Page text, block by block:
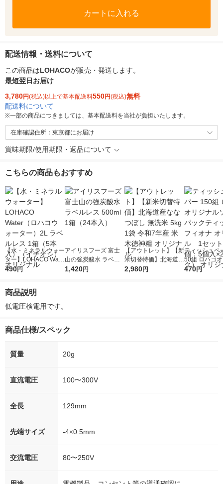
カートに入れる
配送情報・送料について
この商品はLOHACOが販売・発送します。
最短翌日お届け
3,780円(税込)以上で基本配送料550円(税込)無料
配送料について
※一部の商品につきましては、基本配送料を当社が負担いたします。
在庫確認住所：東京都にお届け
賞味期限/使用期限・返品について
こちらの商品もおすすめ
【水・ミネラルウォー
ター】LOHACO Wate
r（ロハコウォータ
シ） オリジナル
490円
アイリスフーズ 富士
山の強炭酸水 ラベル
レス 500ml 1箱（24
1,420円
【アウトレット】【新
米切替特価】北海道産
ななつぼし 無洗米 5k
2,980円
ティッシュペ
50組 ロハコ
ルソフトパッ
470円
商品説明
低電圧検電用です。
商品仕様/スペック
質量 20g
直流電圧 100〜300V
全長 129mm
先端サイズ -4×0.5mm
交流電圧 80〜250V